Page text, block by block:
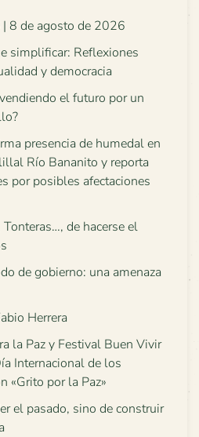
| 8 de agosto de 2026
simplificar: Reflexiones
y democracia
el futuro por un
presencia de humedal en
Río Bananito y reporta
por posibles afectaciones
de hacerse el
de gobierno: una amenaza
Herrera
la Paz y Festival Buen Vivir
Internacional de los
«Grito por la Paz»
el pasado, sino de construir